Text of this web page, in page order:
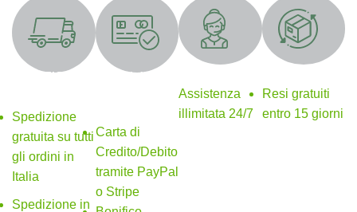
SPEDIZIONE
Spedizione
gratuita su tutti
gli ordini in
Italia
Spedizione in
Metodi di
Carta di
Credito/Debito
tramite PayPal
o Stripe
Supporto 24/7
Assistenza
illimitata 24/7
Resi gratuiti
Resi gratuiti
entro 15 giorni